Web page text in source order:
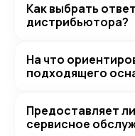
Как выбрать
дистрибьютора?
На что
подходящего
Предоставляет
сервисное